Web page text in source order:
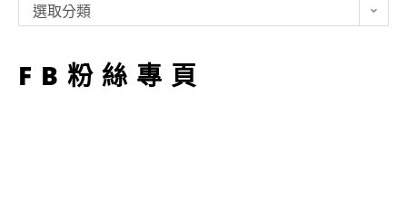
型
選取分類
FB粉絲專頁